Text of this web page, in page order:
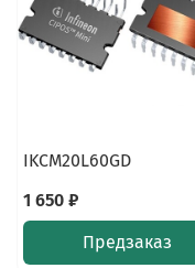
IKCM20L60GD
1 650 ₽
Предзаказ